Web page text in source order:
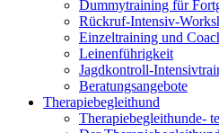
Dummytraining für
Rückruf-Intensiv-
Einzeltraining und
Leinenführigkeit
Jagdkontroll-
Beratungsangebote
Therapiebegleithund
Therapiebegleithunde-